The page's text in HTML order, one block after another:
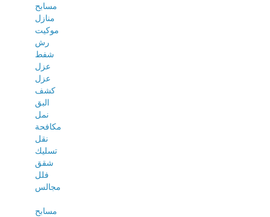
مسابح
منازل
موكيت
رش
شفط
عزل
عزل
كشف
البق
نمل
مكافحة
نقل
تسليك
شقق
فلل
مجالس
مسابح